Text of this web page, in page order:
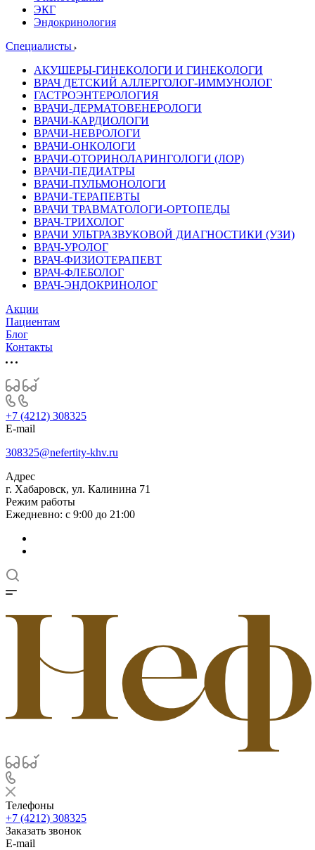
ЭКГ
Эндокринология
Специалисты
АКУШЕРЫ-ГИНЕКОЛОГИ И ГИНЕКОЛОГИ
ВРАЧ ДЕТСКИЙ АЛЛЕРГОЛОГ-ИММУНОЛОГ
ГАСТРОЭНТЕРОЛОГИЯ
ВРАЧИ-ДЕРМАТОВЕНЕРОЛОГИ
ВРАЧИ-КАРДИОЛОГИ
ВРАЧИ-НЕВРОЛОГИ
ВРАЧИ-ОНКОЛОГИ
ВРАЧИ-ОТОРИНОЛАРИНГОЛОГИ (ЛОР)
ВРАЧИ-ПЕДИАТРЫ
ВРАЧИ-ПУЛЬМОНОЛОГИ
ВРАЧИ-ТЕРАПЕВТЫ
ВРАЧИ ТРАВМАТОЛОГИ-ОРТОПЕДЫ
ВРАЧ-ТРИХОЛОГ
ВРАЧИ УЛЬТРАЗВУКОВОЙ ДИАГНОСТИКИ (УЗИ)
ВРАЧ-УРОЛОГ
ВРАЧ-ФИЗИОТЕРАПЕВТ
ВРАЧ-ФЛЕБОЛОГ
ВРАЧ-ЭНДОКРИНОЛОГ
Акции
Пациентам
Блог
Контакты
+7 (4212) 308325
E-mail
308325@nefertity-khv.ru
Адрес
г. Хабаровск, ул. Калинина 71
Режим работы
Ежедневно: с 9:00 до 21:00
Телефоны
+7 (4212) 308325
Заказать звонок
E-mail